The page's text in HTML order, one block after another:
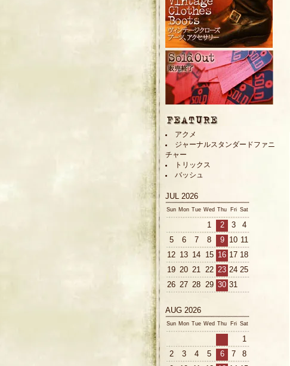
アクメ
ジャーナルスタンダードファニ
チャー
トリックス
バッシュ
JUL 2026
Sun Mon Tue Wed Thu Fri Sat
1 2 3
4
5
6 7 8 9 10 11
12 13 14 15 16 17 18
19 20 21 22 23 24 25
26 27 28 29 30 31
AUG 2026
Sun Mon Tue Wed Thu Fri Sat
1
2
3 4 5 6 7
8